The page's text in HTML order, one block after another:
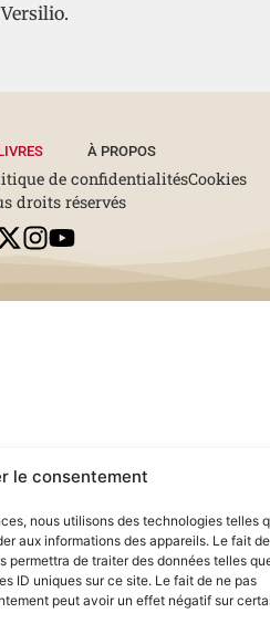
le consentement
nous utilisons des technologies telles
aux informations des appareils. Le fait de
permettra de traiter des données telles
ID uniques sur ce site. Le fait de ne pas
peut avoir un effet négatif sur
À PROPOS
de confidentialitésCookies
droits réservés